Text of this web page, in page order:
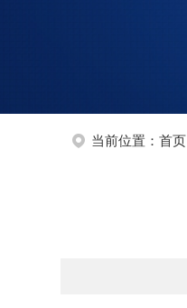
当前位置：首页